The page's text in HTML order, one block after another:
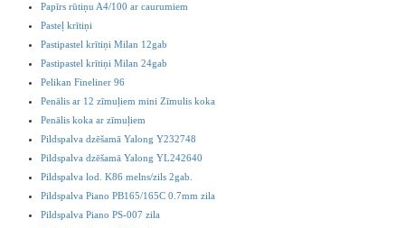
Papīrs rūtiņu A4/100 ar caurumiem
Pasteļ krītiņi
Pastipastel krītiņi Milan 12gab
Pastipastel krītiņi Milan 24gab
Pelikan Fineliner 96
Penālis ar 12 zīmuļiem mini Zīmulis koka
Penālis koka ar zīmuļiem
Pildspalva dzēšamā Yalong Y232748
Pildspalva dzēšamā Yalong YL242640
Pildspalva lod. K86 melns/zils 2gab.
Pildspalva Piano PB165/165C 0.7mm zila
Pildspalva Piano PS-007 zila